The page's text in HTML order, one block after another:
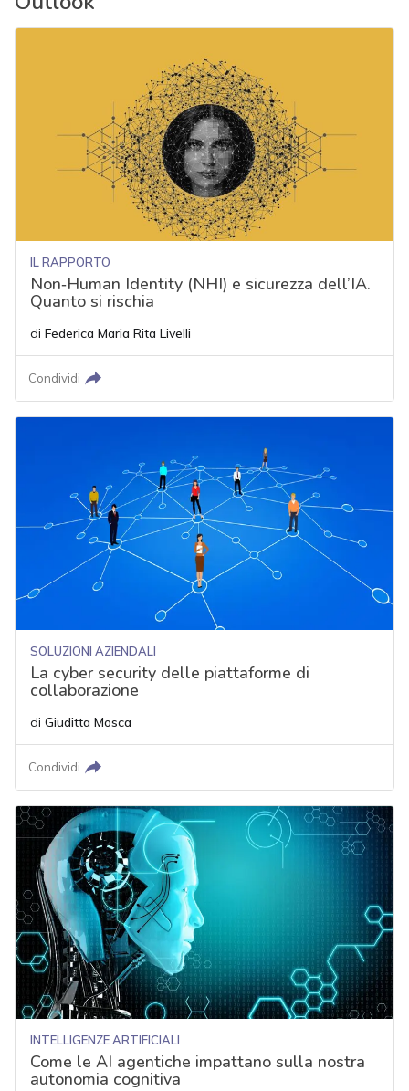
IL RAPPORTO
Non‑Human Identity (NHI) e sicurezza dell’IA.
Quanto si rischia
di Federica Maria Rita Livelli
Condividi
SOLUZIONI AZIENDALI
La cyber security delle piattaforme di
collaborazione
di Giuditta Mosca
Condividi
INTELLIGENZE ARTIFICIALI
Come le AI agentiche impattano sulla nostra
autonomia cognitiva